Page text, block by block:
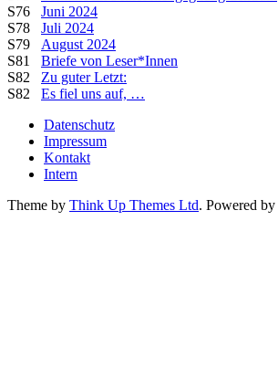
S76 Juni 2024
S78 Juli 2024
S79 August 2024
S81 Briefe von Leser*Innen
S82 Zu guter Letzt:
S82 Es fiel uns auf, …
Datenschutz
Impressum
Kontakt
Intern
Theme by Think Up Themes Ltd. Powered by